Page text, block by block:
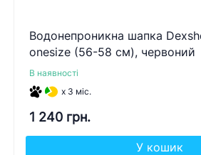
Водонепроникна шапка
onesize (56-58 см), червоний
В наявності
x 3 міс.
1 240 грн.
У кошик